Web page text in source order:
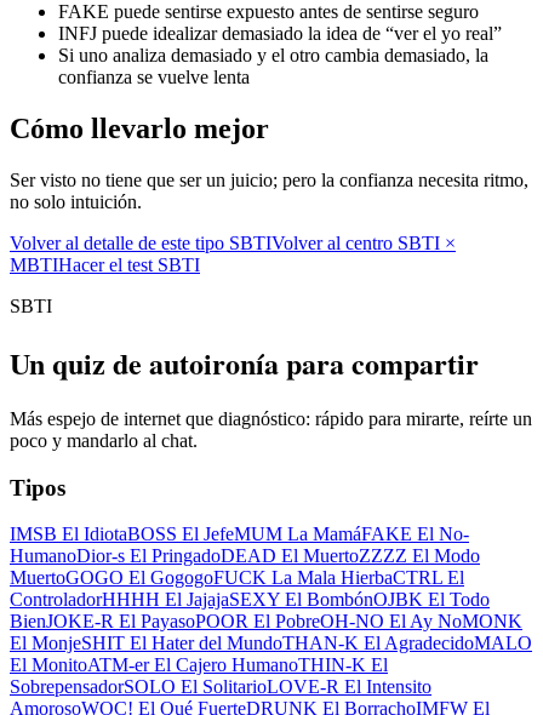
FAKE puede sentirse expuesto antes de sentirse seguro
INFJ puede idealizar demasiado la idea de “ver el yo real”
Si uno analiza demasiado y el otro cambia demasiado, la
confianza se vuelve lenta
Cómo llevarlo mejor
Ser visto no tiene que ser un juicio; pero la confianza necesita ritmo,
no solo intuición.
Volver al detalle de este tipo SBTIVolver al centro SBTI ×
MBTIHacer el test SBTI
SBTI
Un quiz de autoironía para compartir
Más espejo de internet que diagnóstico: rápido para mirarte, reírte un
poco y mandarlo al chat.
Tipos
IMSB El IdiotaBOSS El JefeMUM La MamáFAKE El No-
HumanoDior-s El PringadoDEAD El MuertoZZZZ El Modo
MuertoGOGO El GogogoFUCK La Mala HierbaCTRL El
ControladorHHHH El JajajaSEXY El BombónOJBK El Todo
BienJOKE-R El PayasoPOOR El PobreOH-NO El Ay NoMONK
El MonjeSHIT El Hater del MundoTHAN-K El AgradecidoMALO
El MonitoATM-er El Cajero HumanoTHIN-K El
SobrepensadorSOLO El SolitarioLOVE-R El Intensito
AmorosoWOC! El Qué FuerteDRUNK El BorrachoIMFW El